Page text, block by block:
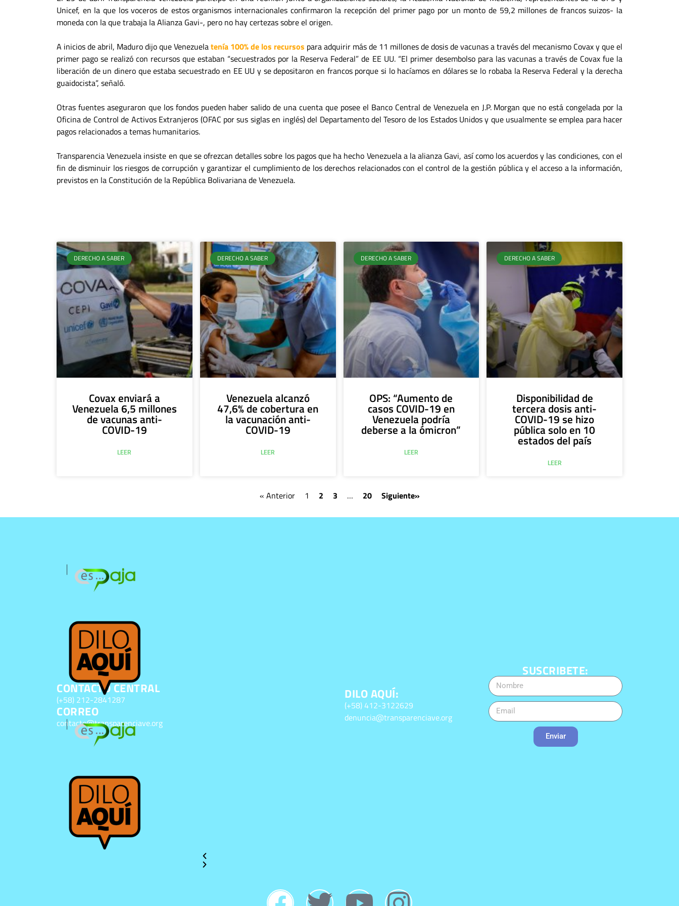
Unicef, en la que los voceros de estos organismos internacionales confirmaron la recepción del primer pago por un monto de 59,2 millones de francos suizos- la
moneda con la que trabaja la Alianza Gavi-, pero no hay certezas sobre el origen.
A inicios de abril, Maduro dijo que Venezuelatenía 100% de los recursos para adquirir más de 11 millones de dosis de vacunas a través del mecanismo Covax y que el
primer pago se realizó con recursos que estaban “secuestrados por la Reserva Federal” de EE UU. “El primer desembolso para las vacunas a través de Covax fue la
liberación de un dinero que estaba secuestrado en EE UU y se depositaron en francos porque si lo hacíamos en dólares se lo robaba la Reserva Federal y la derecha
guaidocista”, señaló.
Otras fuentes aseguraron que los fondos pueden haber salido de una cuenta que posee el Banco Central de Venezuela en J.P. Morgan que no está congelada por la
Oficina de Control de Activos Extranjeros (OFAC por sus siglas en inglés) del Departamento del Tesoro de los Estados Unidos y que usualmente se emplea para hacer
pagos relacionados a temas humanitarios.
Transparencia Venezuela insiste en que se ofrezcan detalles sobre los pagos que ha hecho Venezuela a la alianza Gavi, así como los acuerdos y las condiciones, con el
fin de disminuir los riesgos de corrupción y garantizar el cumplimiento de los derechos relacionados con el control de la gestión pública y el acceso a la información,
previstos en la Constitución de la República Bolivariana de Venezuela.
DERECHO A SABER
Covax enviará a
Venezuela 6,5 millones
de vacunas anti-
COVID-19
LEER
DERECHO A SABER
Venezuela alcanzó
47,6% de cobertura en
la vacunación anti-
COVID-19
LEER
DERECHO A SABER
OPS: “Aumento de
casos COVID-19 en
Venezuela podría
deberse a la ómicron”
LEER
DERECHO A SABER
Disponibilidad de
tercera dosis anti-
COVID-19 se hizo
pública solo en 10
estados del país
LEER
« Anterior 1 2 3 … 20 Siguiente»
CONTACTO CENTRAL
(+58) 212-2841287
CORREO
contacto@transparenciave.org
DILO AQUÍ:
(+58) 412-3122629
denuncia@transparenciave.org
SUSCRIBETE:
Enviar